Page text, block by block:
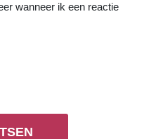
wanneer ik een reactie